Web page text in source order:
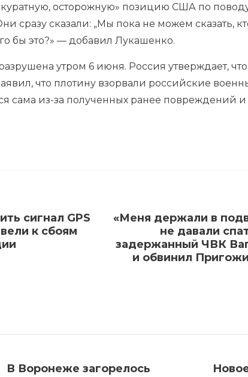
осторожную» позицию США по
сразу сказали: „Мы пока не можем сказать,
бы это?» — добавил Лукашенко.
утром 6 июня. Россия утверждает,
что плотину взорвали российские
сама из-за полученных ранее повреждений
сигнал GPS
к сбоям
«Меня держали в
не давали
задержанный ЧВК
и обвинил
В Воронеже загорелось